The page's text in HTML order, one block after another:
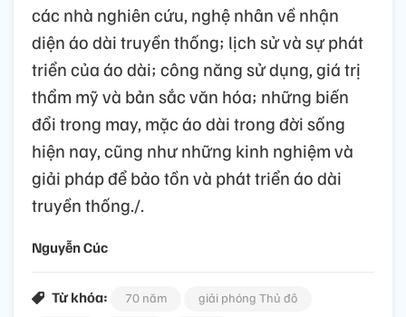
các nhà nghiên cứu, nghệ nhân về nhận
diện áo dài truyền thống; lịch sử và sự phát
triển của áo dài; công năng sử dụng, giá trị
thẩm mỹ và bản sắc văn hóa; những biến
đổi trong may, mặc áo dài trong đời sống
hiện nay, cũng như những kinh nghiệm và
giải pháp để bảo tồn và phát triển áo dài
truyền thống./.
Nguyễn Cúc
Từ khóa: 70 năm
giải phóng Thủ đô